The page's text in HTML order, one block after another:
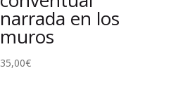
narrada en los
muros
35,00€